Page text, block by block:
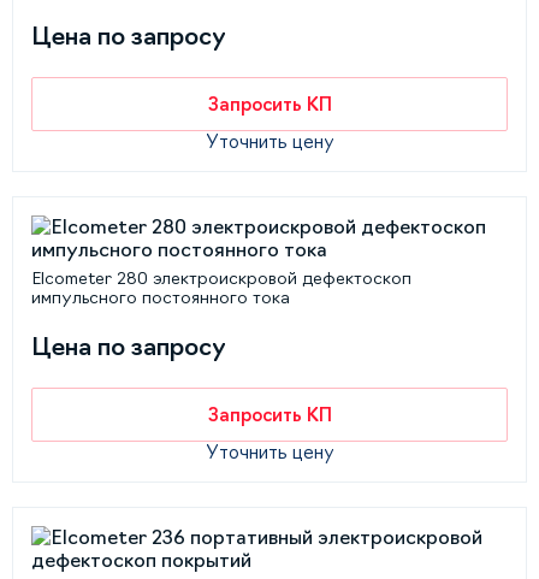
Цена по запросу
Запросить КП
Уточнить цену
Elcometer 280 электроискровой дефектоскоп
импульсного постоянного тока
Цена по запросу
Запросить КП
Уточнить цену